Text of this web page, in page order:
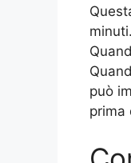
può
prima